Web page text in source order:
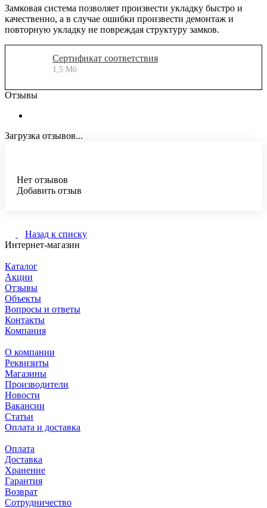
Замковая система позволяет произвести укладку быстро и
качественно, а в случае ошибки произвести демонтаж и
повторную укладку не повреждая структуру замков.
Сертификат соответствия
1,5 Мб
Отзывы
Загрузка отзывов...
Нет отзывов
Добавить отзыв
Назад к списку
Интернет-магазин
Каталог
Акции
Отзывы
Объекты
Вопросы и ответы
Контакты
Компания
О компании
Реквизиты
Магазины
Производители
Новости
Вакансии
Статьи
Оплата и доставка
Оплата
Доставка
Хранение
Гарантия
Возврат
Сотрудничество